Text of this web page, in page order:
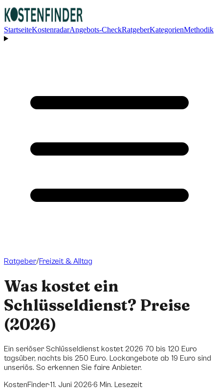
StartseiteKostenradarAngebots-CheckRatgeberKategorienMethodik
Ratgeber/Freizeit & Alltag
Was kostet ein
Schlüsseldienst? Preise
(2026)
Ein seriöser Schlüsseldienst kostet 2026 70 bis 120 Euro
tagsüber, nachts bis 250 Euro. Lockangebote ab 19 Euro sind
unseriös. So erkennen Sie faire Anbieter.
KostenFinder·11. Juni 2026·6 Min. Lesezeit